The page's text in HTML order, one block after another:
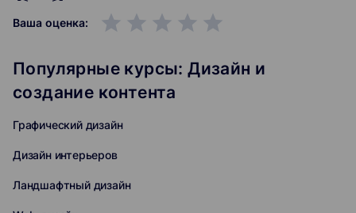
Ваша оценка: grade grade grade grade grade
Популярные курсы: Дизайн и
создание контента
Графический дизайн
Дизайн интерьеров
Ландшафтный дизайн